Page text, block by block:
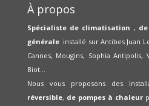
À propos
Spécialiste de climatisation ,
générale installé sur Antibes Juan
Cannes, Mougins, Sophia Antipolis,
Biot...
Nous vous proposons des
réversible, de pompes à chaleur